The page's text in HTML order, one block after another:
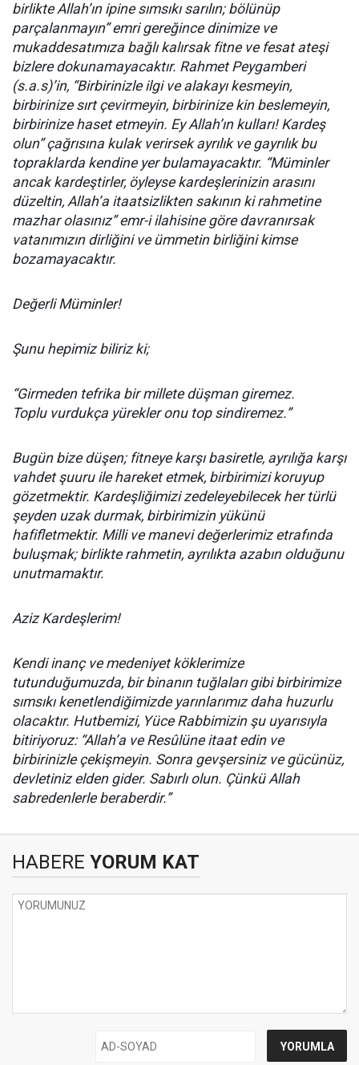
birlikte Allah’ın ipine sımsıkı sarılın; bölünüp
parçalanmayın” emri gereğince dinimize ve
mukaddesatımıza bağlı kalırsak fitne ve fesat ateşi
bizlere dokunamayacaktır. Rahmet Peygamberi
(s.a.s)’in, “Birbirinizle ilgi ve alakayı kesmeyin,
birbirinize sırt çevirmeyin, birbirinize kin beslemeyin,
birbirinize haset etmeyin. Ey Allah’ın kulları! Kardeş
olun” çağrısına kulak verirsek ayrılık ve gayrılık bu
topraklarda kendine yer bulamayacaktır. “Müminler
ancak kardeştirler, öyleyse kardeşlerinizin arasını
düzeltin, Allah’a itaatsizlikten sakının ki rahmetine
mazhar olasınız” emr-i ilahisine göre davranırsak
vatanımızın dirliğini ve ümmetin birliğini kimse
bozamayacaktır.
Değerli Müminler!
Şunu hepimiz biliriz ki;
“Girmeden tefrika bir millete düşman giremez.
Toplu vurdukça yürekler onu top sindiremez.”
Bugün bize düşen; fitneye karşı basiretle, ayrılığa karşı
vahdet şuuru ile hareket etmek, birbirimizi koruyup
gözetmektir. Kardeşliğimizi zedeleyebilecek her türlü
şeyden uzak durmak, birbirimizin yükünü
hafifletmektir. Milli ve manevi değerlerimiz etrafında
buluşmak; birlikte rahmetin, ayrılıkta azabın olduğunu
unutmamaktır.
Aziz Kardeşlerim!
Kendi inanç ve medeniyet köklerimize
tutunduğumuzda, bir binanın tuğlaları gibi birbirimize
sımsıkı kenetlendiğimizde yarınlarımız daha huzurlu
olacaktır. Hutbemizi, Yüce Rabbimizin şu uyarısıyla
bitiriyoruz: “Allah’a ve Resûlüne itaat edin ve
birbirinizle çekişmeyin. Sonra gevşersiniz ve gücünüz,
devletiniz elden gider. Sabırlı olun. Çünkü Allah
sabredenlerle beraberdir.”
HABERE YORUM KAT